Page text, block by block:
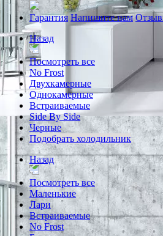
Гарантия Напишите нам
Назад
Посмотреть все
No Frost
Двухкамерные
Однокамерные
Встраиваемые
Side By Side
Черные
Подобрать холодильник
Назад
Посмотреть все
Маленькие
Лари
Встраиваемые
No Frost